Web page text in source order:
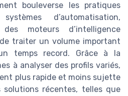
bouleverse les pratiques
d’automatisation,
moteurs d’intelligence
traiter un volume important
temps record. Grâce à la
à analyser des profils variés,
plus rapide et moins sujette
solutions récentes, telles que